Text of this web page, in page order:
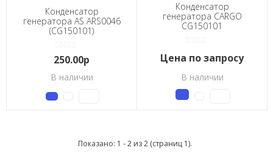
Конденсатор
генератора AS ARS0046
(CG150101)
250.00р
В наличии
Конденсатор
генератора CARGO
CG150101
Цена по запросу
В наличии
Показано: 1 - 2 из 2 (страниц 1).